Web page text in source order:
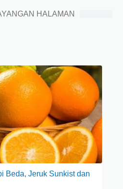
HALAMAN
Beda, Jeruk Sunkist dan